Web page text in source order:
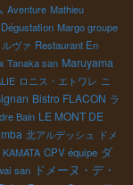
Aventure Mathieu
Margo groupe
ルヴァ Restaurant En
Tanaka san Maruyama
ロニス・エトワレ ニ
Bistro FLACON ラ
Bain LE MONT DE
北アルデッシュ
ドメ
CPV équipe ダ
san ドメーヌ・デ・